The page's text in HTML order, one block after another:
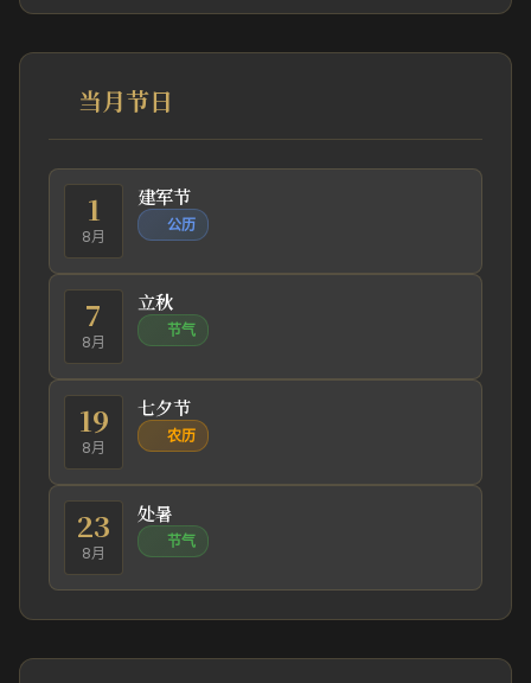
当月节日
1
8月
建军节
公历
7
8月
立秋
节气
19
8月
七夕节
农历
23
8月
处暑
节气